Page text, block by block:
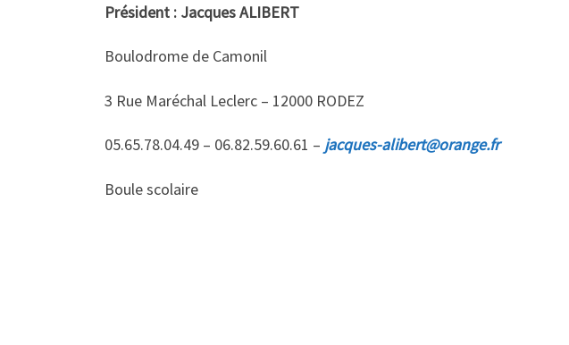
Président : Jacques ALIBERT
Boulodrome de Camonil
3 Rue Maréchal Leclerc – 12000 RODEZ
05.65.78.04.49 – 06.82.59.60.61 – jacques-alibert@orange.fr
Boule scolaire